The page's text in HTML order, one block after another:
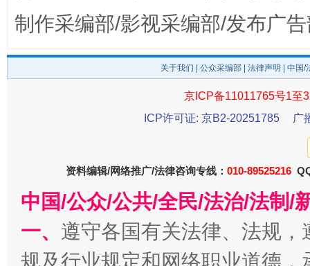
制作采编部/影视采编部/发布广
关于我们 公众采编部 法律声明 | 中国
京ICP备11011765号1至
ICP许可证: 京B2-20251785
广
资料编辑/网络推广/法律咨询专线： 010-89525216
中国/公众/公共/全民/法治/法制/
一、 遵守各国有关法律、法规
规及行业规定和网络职业道德